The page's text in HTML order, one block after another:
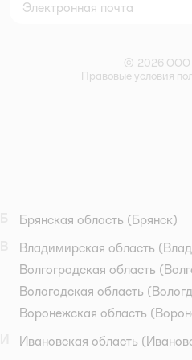
Правила
© 2026 ООО
Правовые условия
Брянская область (Брянск)
Владимирская область
Волгоградская область
Вологодская область
Воронежская область
Ивановская область